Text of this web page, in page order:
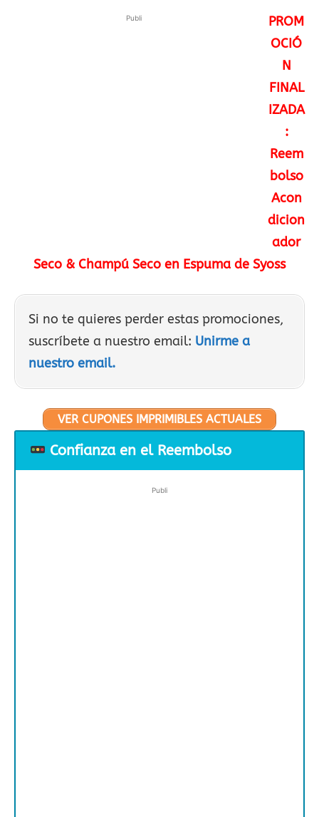
Publi
PROM
OCIÓ
N
FINAL
IZADA
:
Reem
bolso
Acon
dicion
ador
Seco & Champú Seco en Espuma de Syoss
Si no te quieres perder estas promociones,
suscríbete a nuestro email: Unirme a
nuestro email.
VER CUPONES IMPRIMIBLES ACTUALES
Confianza en el Reembolso
Publi